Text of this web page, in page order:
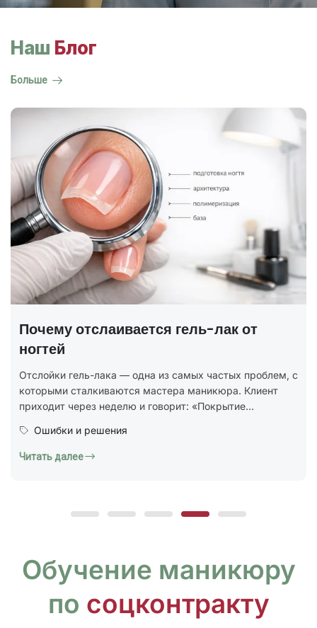
Наш Блог
Больше
ГОСТ на маникюр Р 72319-2025 —
В 2025 году был утверждён новый национальный
стандарт ГОСТ Р 72319-2025 «Услуги бытовые.
Ногтевой сервис. Карты типовых технологических
процессов. Общие...
Юридическая грамотность
Обучение маникюру
по соцконтракту